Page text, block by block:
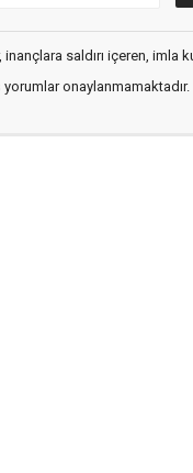
saldırı içeren, imla
yorumlar onaylanmamaktadır.